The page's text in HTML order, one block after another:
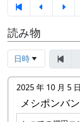
読み物
日時
2025 年 10 月 5 日
メシポンバ